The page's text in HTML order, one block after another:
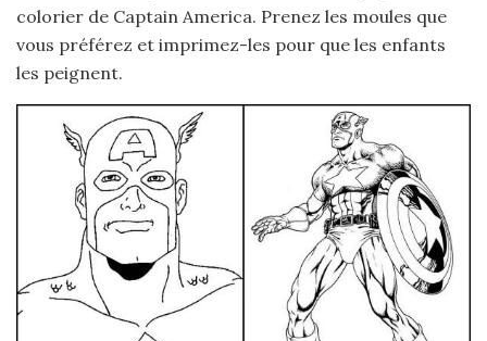
colorier de Captain America. Prenez les moules que
vous préférez et imprimez-les pour que les enfants
les peignent.